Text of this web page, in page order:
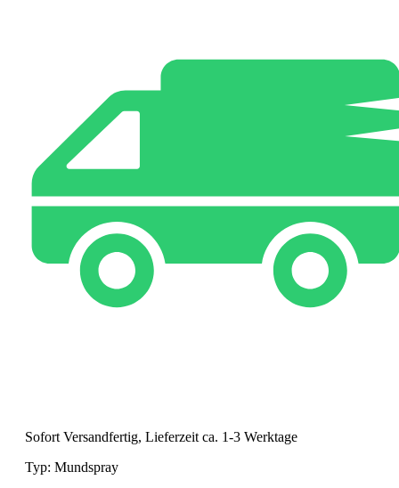
Sofort Versandfertig, Lieferzeit ca. 1-3 Werktage
Typ: Mundspray